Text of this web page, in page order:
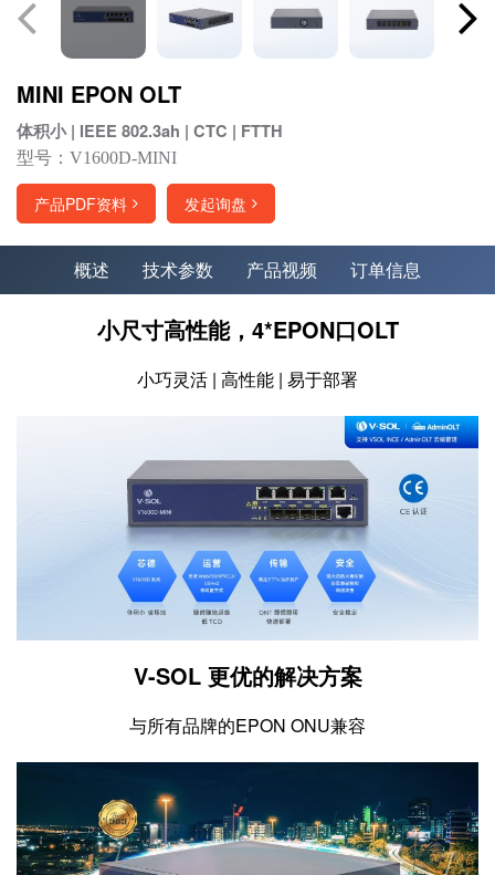
MINI EPON OLT
体积小 | IEEE 802.3ah | CTC | FTTH
型号：V1600D-MINI
产品PDF资料 发起询盘
概述 技术参数 产品视频 订单信息
小尺寸高性能，4*EPON口OLT
小巧灵活 | 高性能 | 易于部署
V-SOL 更优的解决方案
与所有品牌的EPON ONU兼容